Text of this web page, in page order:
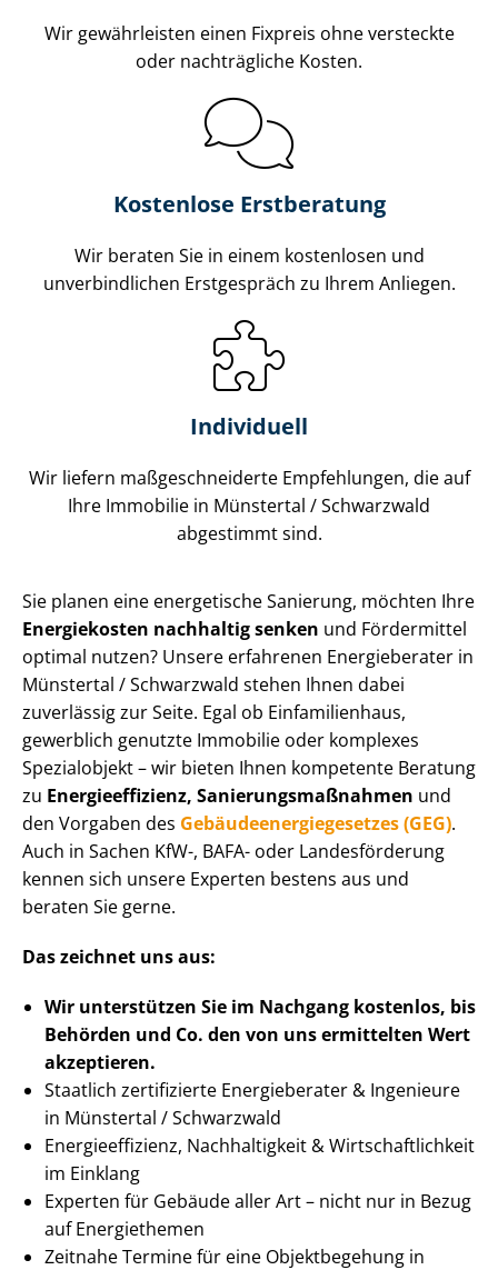
Wir gewährleisten einen Fixpreis ohne versteckte
oder nachträgliche Kosten.
Kostenlose Erstberatung
Wir beraten Sie in einem kostenlosen und
unverbindlichen Erstgespräch zu Ihrem Anliegen.
Individuell
Wir liefern maß­ge­schnei­der­te Empfehlungen, die auf
Ihre Immobilie in Münstertal / Schwarzwald
abgestimmt sind.
Sie planen eine energetische Sanierung, möchten Ihre
Energiekosten nachhaltig senken und Fördermittel
optimal nutzen? Unsere erfahrenen Energieberater in
Münstertal / Schwarzwald stehen Ihnen dabei
zuverlässig zur Seite. Egal ob Einfamilienhaus,
gewerblich genutzte Immobilie oder komplexes
Spezialobjekt – wir bieten Ihnen kompetente Beratung
zu En­er­gie­ef­fi­zi­enz, Sa­nie­rungs­maß­nah­men und
den Vorgaben des Ge­bäu­de­en­er­gie­ge­set­zes (GEG).
Auch in Sachen KfW-, BAFA- oder Landesförderung
kennen sich unsere Experten bestens aus und
beraten Sie gerne.
Das zeichnet uns aus:
Wir unterstützen Sie im Nachgang kostenlos, bis
Behörden und Co. den von uns ermittelten Wert
akzeptieren.
Staatlich zertifizierte Energieberater & Ingenieure
in Münstertal / Schwarzwald
En­er­gie­ef­fi­zi­enz, Nachhaltigkeit & Wirt­schaft­lich­keit
im Einklang
Experten für Gebäude aller Art – nicht nur in Bezug
auf Energiethemen
Zeitnahe Termine für eine Objektbegehung in